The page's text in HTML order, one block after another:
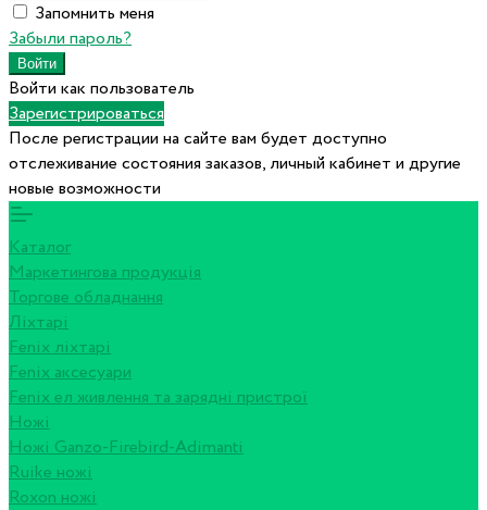
Запомнить меня
Забыли пароль?
Войти как пользователь
Зарегистрироваться
После регистрации на сайте вам будет доступно
отслеживание состояния заказов, личный кабинет и другие
новые возможности
Каталог
Маркетингова продукція
Торгове обладнання
Ліхтарі
Fenix ліхтарі
Fenix аксесуари
Fenix ел живлення та зарядні пристрої
Ножі
Ножі Ganzo-Firebird-Adimanti
Ruike ножі
Roxon ножi